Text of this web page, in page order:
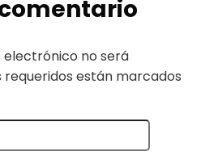
electrónico no será
requeridos están marcados